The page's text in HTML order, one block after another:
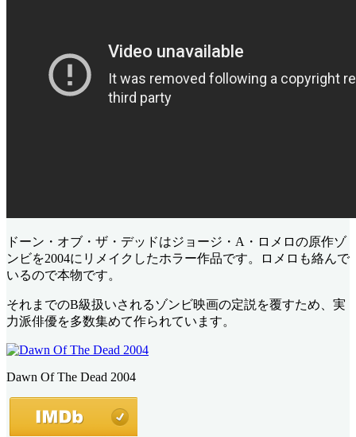
ドーン・オブ・ザ・デッドはジョージ・A・ロメロの原作ゾ
ンビを2004にリメイクしたホラー作品です。ロメロも絡んで
いるので本物です。
それまでのB級扱いされるゾンビ映画の定説を覆すため、実
力派俳優を多数集めて作られています。
Dawn Of The Dead 2004